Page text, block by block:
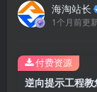
海淘站长
1个月前更
付费资源